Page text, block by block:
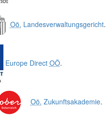
Oö. Landesverwaltungsgericht.
Europe Direct OÖ.
Oö. Zukunftsakademie.